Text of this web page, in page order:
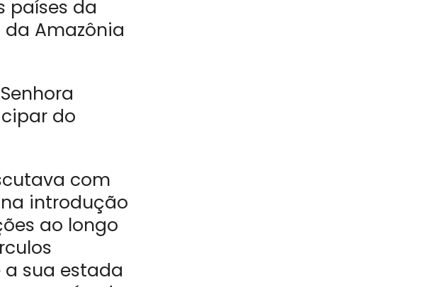
países da
Amazônia
do
com
introdução
ao longo
a sua estada